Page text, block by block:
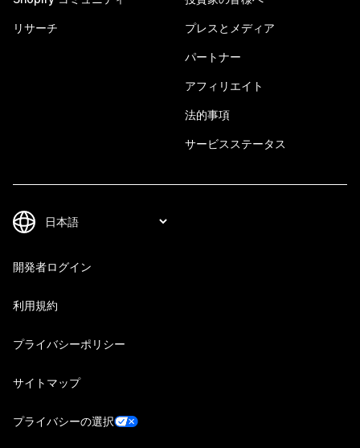
リサーチ プレスとメディア
パートナー
アフィリエイト
法的事項
サービスステータス
開発者ログイン
利用規約
プライバシーポリシー
サイトマップ
プライバシーの選択